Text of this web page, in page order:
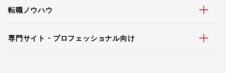
転職ノウハウ
専門サイト・プロフェッショナル向け